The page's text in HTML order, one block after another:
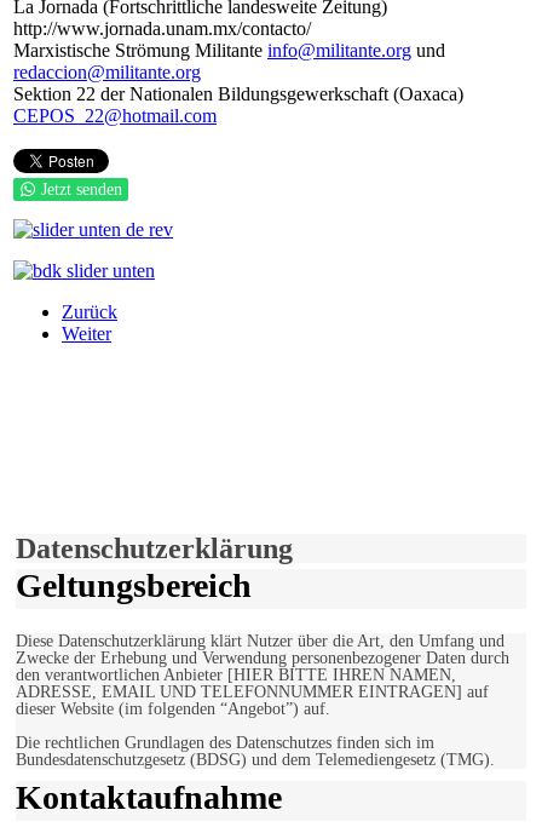
La Jornada (Fortschrittliche landesweite Zeitung)
http://www.jornada.unam.mx/contacto/
Marxistische Strömung Militante info@militante.org und
redaccion@militante.org
Sektion 22 der Nationalen Bildungsgewerkschaft (Oaxaca)
CEPOS_22@hotmail.com
Jetzt senden
Zurück
Weiter
Datenschutzerklärung
Geltungsbereich
Diese Datenschutzerklärung klärt Nutzer über die Art, den Umfang und
Zwecke der Erhebung und Verwendung personenbezogener Daten durch
den verantwortlichen Anbieter [HIER BITTE IHREN NAMEN,
ADRESSE, EMAIL UND TELEFONNUMMER EINTRAGEN] auf
dieser Website (im folgenden “Angebot”) auf.
Die rechtlichen Grundlagen des Datenschutzes finden sich im
Bundesdatenschutzgesetz (BDSG) und dem Telemediengesetz (TMG).
Kontaktaufnahme